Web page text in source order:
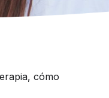
cómo